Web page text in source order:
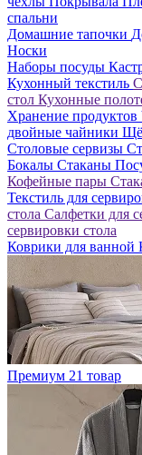
спальни
Домашние тапочки
Носки
Наборы посуды
Кухонный текстиль
стол Кухонные
Хранение продуктов
двойные чайники
Столовые сервизы
Бокалы Стаканы
Кофейные пары
Текстиль для
стола Салфетки для
сервировки стола
Коврики для ванной
Премиум 21 товар